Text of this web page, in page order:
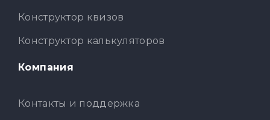
Конструктор квизов
Конструктор калькуляторов
Компания
Контакты и поддержка